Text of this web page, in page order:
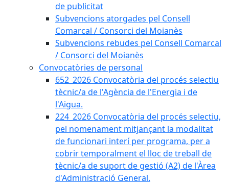
de publicitat
Subvencions atorgades pel Consell
Comarcal / Consorci del Moianès
Subvencions rebudes pel Consell Comarcal
/ Consorci del Moianès
Convocatòries de personal
652_2026 Convocatòria del procés selectiu
tècnic/a de l'Agència de l'Energia i de
l'Aigua.
224_2026 Convocatòria del procés selectiu,
pel nomenament mitjançant la modalitat
de funcionari interí per programa, per a
cobrir temporalment el lloc de treball de
tècnic/a de suport de gestió (A2) de l'Àrea
d'Administració General.